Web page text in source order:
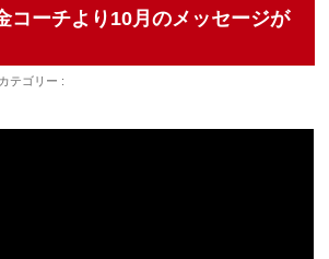
コーチより10月のメッセージが
テゴリー :